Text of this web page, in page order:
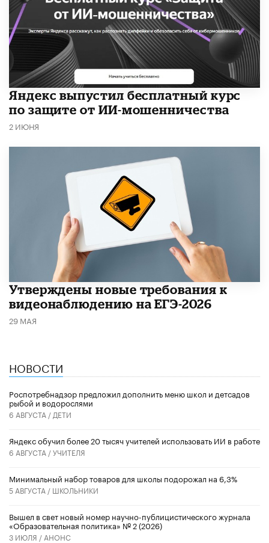
​Яндекс выпустил бесплатный курс
по защите от ИИ-мошенничества
2 ИЮНЯ
Утверждены новые требования к
видеонаблюдению на ЕГЭ-2026
29 МАЯ
НОВОСТИ
Роспотребнадзор предложил дополнить меню школ и детсадов
рыбой и водорослями
6 АВГУСТА / ДЕТИ
​Яндекс обучил более 20 тысяч учителей использовать ИИ в работе
6 АВГУСТА /УЧИТЕЛЯ
Минимальный набор товаров для школы подорожал на 6,3%
5 АВГУСТА / ШКОЛЬНИКИ
Вышел в свет новый номер научно-публицистического журнала
«Образовательная политика» № 2 (2026)
3 ИЮЛЯ / АНОНС